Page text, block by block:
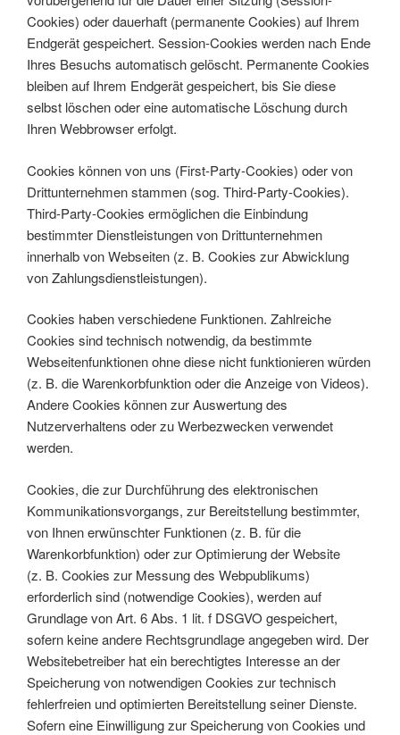
Cookies) oder dauerhaft (permanente Cookies) auf Ihrem
Endgerät gespeichert. Session-Cookies werden nach Ende
Ihres Besuchs automatisch gelöscht. Permanente Cookies
bleiben auf Ihrem Endgerät gespeichert, bis Sie diese
selbst löschen oder eine automatische Löschung durch
Ihren Webbrowser erfolgt.
Cookies können von uns (First-Party-Cookies) oder von
Drittunternehmen stammen (sog. Third-Party-Cookies).
Third-Party-Cookies ermöglichen die Einbindung
bestimmter Dienstleistungen von Drittunternehmen
innerhalb von Webseiten (z. B. Cookies zur Abwicklung
von Zahlungsdienstleistungen).
Cookies haben verschiedene Funktionen. Zahlreiche
Cookies sind technisch notwendig, da bestimmte
Webseitenfunktionen ohne diese nicht funktionieren würden
(z. B. die Warenkorbfunktion oder die Anzeige von Videos).
Andere Cookies können zur Auswertung des
Nutzerverhaltens oder zu Werbezwecken verwendet
werden.
Cookies, die zur Durchführung des elektronischen
Kommunikationsvorgangs, zur Bereitstellung bestimmter,
von Ihnen erwünschter Funktionen (z. B. für die
Warenkorbfunktion) oder zur Optimierung der Website
(z. B. Cookies zur Messung des Webpublikums)
erforderlich sind (notwendige Cookies), werden auf
Grundlage von Art. 6 Abs. 1 lit. f DSGVO gespeichert,
sofern keine andere Rechtsgrundlage angegeben wird. Der
Websitebetreiber hat ein berechtigtes Interesse an der
Speicherung von notwendigen Cookies zur technisch
fehlerfreien und optimierten Bereitstellung seiner Dienste.
Sofern eine Einwilligung zur Speicherung von Cookies und